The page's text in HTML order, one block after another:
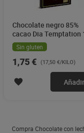
Chocolate negro 85%
cacao Dia Temptation
gSin gluten
1,75 € (17,50 €/KILO)
Añadir
Compra Chocolate con